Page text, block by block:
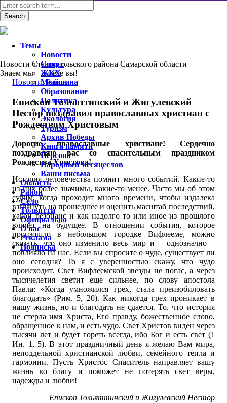
Новости Ставропольского района Самарской области
Знаем мы – знаете вы!
Новости,Район
Епископ Тольяттинский и Жигулевский
Нестор поздравил православных христиан с
Рождеством Христовым
Дорогие православные христиане! Сердечно
поздравляю вас со спасительным праздником
Рождества Христова!
История человечества помнит много событий. Какие-то
из них более значимы, какие-то менее. Часто мы об этом
судим, когда проходит много времени, чтобы издалека
взглянуть на прошедшее и оценить масштаб последствий,
какой резонанс и как надолго то или иное из прошлого
влияет на будущее. В отношении события, которое
произошло в небольшом городке Вифлееме, можно
сказать, что оно изменило весь мир и – однозначно –
повлияло на нас. Если вы спросите о чуде, существует ли
оно сегодня? То я с уверенностью скажу, что чудо
происходит. Свет Вифлеемской звезды не погас, а через
тысячелетия светит еще сильнее, по слову апостола
Павла: «Когда умножился грех, стала преизобиловать
благодать» (Рим. 5, 20). Как никогда грех проникает в
нашу жизнь, но и благодать не сдается. То, что история
не стерла имя Христа, Его правду, божественное слово,
обращенное к нам, и есть чудо. Свет Христов виден через
тысячи лет и будет гореть всегда, ибо Бог и есть свет (1
Ин. 1, 5). В этот праздничный день я желаю Вам мира,
неподдельной христианской любви, семейного тепла и
гармонии. Пусть Христос Спаситель направляет вашу
жизнь ко благу и поможет не потерять свет веры,
надежды и любви!
Епископ Тольяттинский и Жигулевский Нестор
Темы
Новости
Спорт
ЖКХ
Медицина
Образование
Политика
Культура
Экология
Туризм
Архив Победы
Книга памяти
Персона
Народный месяцеслов
Ваши письма
Область
Район
Село
Тольятти
Официально
О нас
Реклама
Подписка